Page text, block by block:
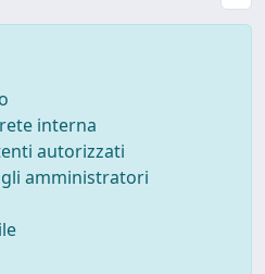
interna
autorizzati
amministratori